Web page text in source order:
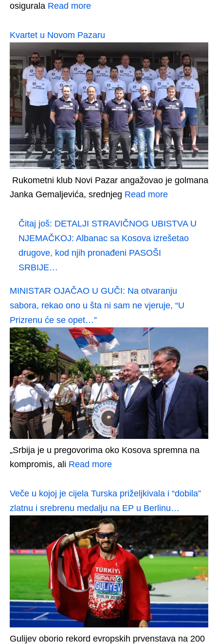
osigurala Read more
Kvartet u Novom Pazaru
Rukometni klub Novi Pazar angažovao je golmana
Janka Gemaljevića, srednjeg Read more
Čitaj još: DETALJI STRAVIČNOG UBISTVA U
NJEMAČKOJ: Albanac sa Kosova izrešetao
drugove, kod njih pronađeni PASOŠI
SRBIJE…
MINISTAR OJAČAO U GUČI: Na otvaranju
sabora, rekao ono u šta ni sam ne vjeruje, “U
Prizrenu će se opet…”
„Srbija je u pregovorima oko Kosova spremna na
kompromis, ali Read more
Veče u kojoj je cijela Turska priželjkivala i “dobila”
zlatnu i srebrenu medalju na EP u Berlinu…
Gulijev oborio rekord evropskih prvenstava na 200